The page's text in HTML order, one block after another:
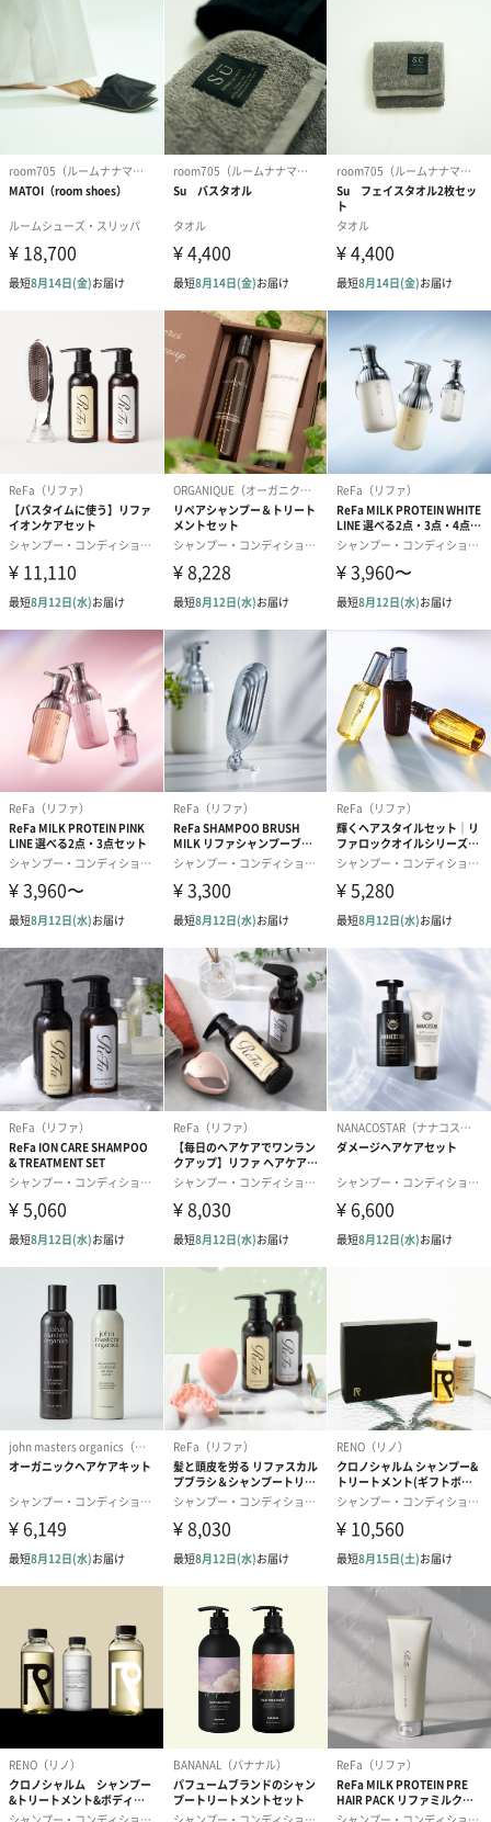
バスタイムは１日で最もリフレッシュできる時間です。ご友人、
ご家族、恋人に最高のリフレッシュする時間を贈りませんか。特
にホテルライク、上質なデザイン性に優れたアイテムが好みの30
～40代の男女に人気です。バスタオル「Su」とセットで使えば至
極のバスタイムをお愉しみいただけます。
1日の疲れをリラックスしながら鎮める
自宅でホテルのような心地よさを体験したり、心を鎮め思考や心
を空にする贅沢を味わいたい時におすすめです。気持ちを落ち着
かせ、感情や直感、想像力を高めたい時、心に静けさをもたらし
たい時にも。お風呂でゆっくり思考する時にもぴったりな香りで
す。
トリートメントをつけた後、お風呂にゆっくり浸かって髪の毛に
トリートメントを浸透させるだけでなく、3つの香りが織りなすア
ロマのリラックスタイムをお愉しみください。
オリジナル布袋に入れてお届け
シックなブラックカラーの布製の袋に入れてお届けします。持ち
運びにも便利なので、旅行や出張にもお使いいただけます。
「room705（ルームナナマルゴ） 」
それはまだ存在しない、ホテルの一室
架空のホテルの一室での体験をイメージしたブランドです。日常
の中で非日常を体験できるライフスタイルアイテムを目指してい
ます。どんなホテルなのか。どんな部屋なのか。この世界のどこ
に生まれるのか。
心が少しだけ静まったり、いつもより五感や感性が拡張される体
験ができたり、日常の中で非日常が体験できる。そんな「働く大
人のためのプライベートルーム」をコンセプトにした、ホテルの
一室をイメージしながら全てのアイテムは作られています。
いつまでも健康な髪と頭皮を守るために
髪は毎日紫外線やドライヤー等の外からの刺激を受けます。積み
重なった髪のダメージを徹底的に修復してくれるのは嬉しいです
ね。バスタイムの度にリラックスできる香りを楽しめるので、ア
ロマが好きな方にもおすすめです。また、性別を問わずお使いい
ただけるので、出張が多いビジネスマンの方へのプレゼントにも
ぴったりです。
商品詳細情報
水、ホホバ種子油、パルミチン酸エチルヘキシル、コ
ムギ胚芽油、メドウフォームエストリド、ジカプリル
酸PG、BG、グリセリン、サッカロミセス/ムラサキ根
油発酵液、セラミドNG、セラミドNP、コレステロー
ル、ポリクオタニウム-61、カプリリルグリコール、
1,2ーヘキサンジオール（アクリロイルジメチルタウリ
ンアンモニウム/VP）コポリマー、PEG-40水添ヒマシ
油、フェノキシエタノール、香料、ニオイテンジクア
オイ油（ローズゼラニウム）、ベルガモット果皮油
（ベルガモット）、ニュウコウジュ油（フランキンセ
ンス）